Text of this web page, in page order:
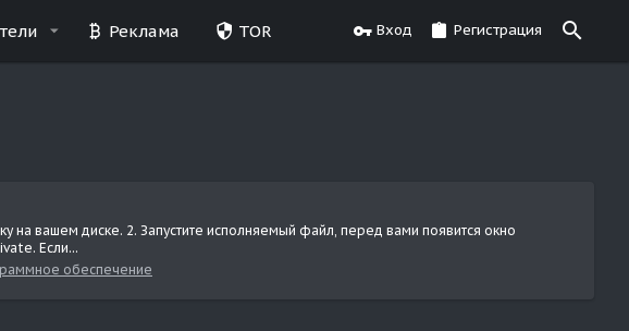
Реклама TOR Вход Регистрация
на вашем диске. 2. Запустите исполняемый файл, перед вами появится окно
Если...
обеспечение